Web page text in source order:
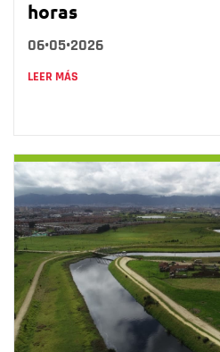
horas
06•05•2026
LEER MÁS